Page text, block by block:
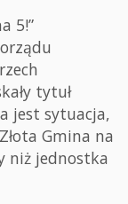
5!”
tytuł
jest sytuacja,
Gmina na
niż jednostka